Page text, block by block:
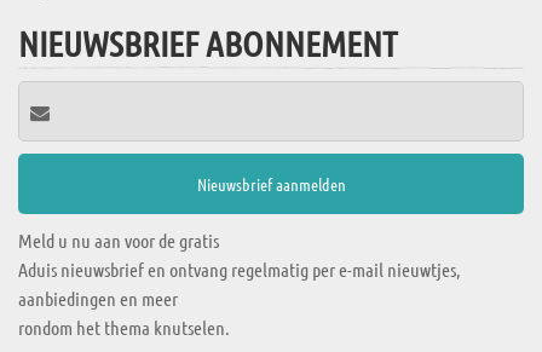
NIEUWSBRIEF ABONNEMENT
Meld u nu aan voor de gratis
Aduis nieuwsbrief en ontvang regelmatig per e-mail nieuwtjes,
aanbiedingen en meer
rondom het thema knutselen.